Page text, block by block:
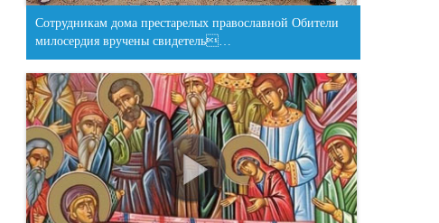
Сотрудникам дома престарелых православной Обители
милосердия вручены свидетель…